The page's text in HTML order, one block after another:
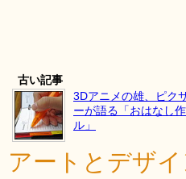
古い記事
3Dアニメの雄、ピク
ーが語る「おはなし
ル」
アートとデザイ